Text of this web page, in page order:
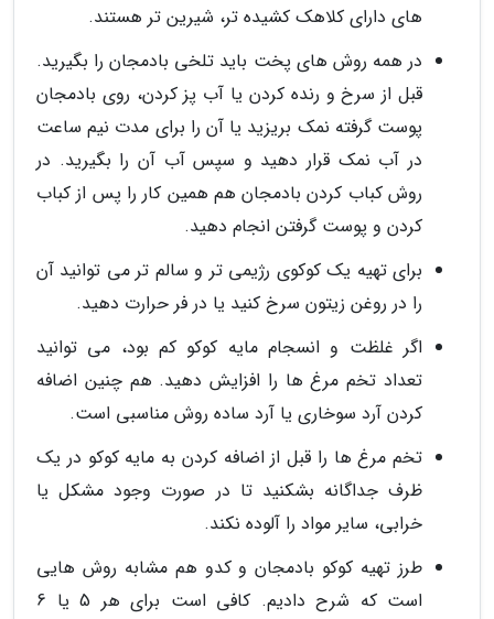
های دارای کلاهک کشیده تر، شیرین تر هستند.
در همه روش های پخت باید تلخی بادمجان را بگیرید.
قبل از سرخ و رنده کردن یا آب پز کردن، روی بادمجان
پوست گرفته نمک بریزید یا آن را برای مدت نیم ساعت
در آب نمک قرار دهید و سپس آب آن را بگیرید. در
روش کباب کردن بادمجان هم همین کار را پس از کباب
کردن و پوست گرفتن انجام دهید.
برای تهیه یک کوکوی رژیمی تر و سالم تر می توانید آن
را در روغن زیتون سرخ کنید یا در فر حرارت دهید.
اگر غلظت و انسجام مایه کوکو کم بود، می توانید
تعداد تخم مرغ ها را افزایش دهید. هم چنین اضافه
کردن آرد سوخاری یا آرد ساده روش مناسبی است.
تخم مرغ ها را قبل از اضافه کردن به مایه کوکو در یک
ظرف جداگانه بشکنید تا در صورت وجود مشکل یا
خرابی، سایر مواد را آلوده نکند.
طرز تهیه کوکو بادمجان و کدو هم مشابه روش هایی
است که شرح دادیم. کافی است برای هر 5 یا 6